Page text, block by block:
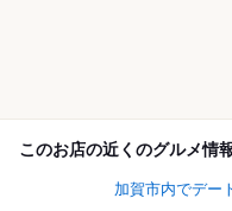
このお店の近くのグルメ情
加賀市内でデー